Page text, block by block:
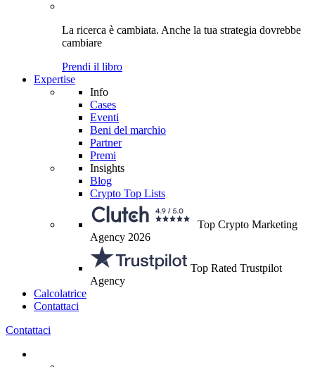
La ricerca è cambiata. Anche la tua strategia dovrebbe
cambiare
Prendi il libro
Expertise
Info
Cases
Eventi
Beni del marchio
Partner
Premi
Insights
Blog
Crypto Top Lists
Top Crypto Marketing
Agency 2026
Top Rated Trustpilot
Agency
Calcolatrice
Contattaci
Contattaci